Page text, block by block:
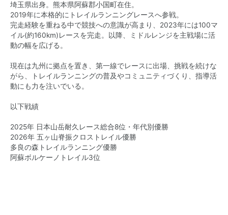
埼玉県出身。熊本県阿蘇郡小国町在住。
2019年に本格的にトレイルランニングレースへ参戦。
完走経験を重ねる中で競技への意識が高まり、 2023年には100マ
イル(約160km)レースを完走。以降、
ミドルレンジを主戦場に活
動の幅を広げる。
現在は九州に拠点を置き、第一線でレースに出場、 挑戦を続けな
がら、
トレイルランニングの普及やコミュニティづくり、 指導活
動にも力を注いでいる。
以下戦績
2025年 日本山岳耐久レース総合8位・年代別優勝
2026年 五ヶ山脊振クロストレイル優勝
多良の森トレイルランニング優勝
阿蘇ボルケーノトレイル3位